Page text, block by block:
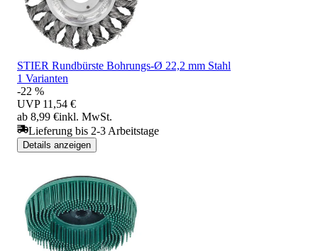
STIER Rundbürste Bohrungs-Ø 22,2 mm Stahl
1 Varianten
-22 %
UVP 11,54 €
ab 8,99 €inkl. MwSt.
Lieferung bis 2-3 Arbeitstage
Details anzeigen